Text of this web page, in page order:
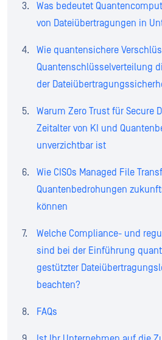
Was bedeutet
von Dateiübertragungen in
Wie quantensichere
Quantenschlüsselverteilung
der
Warum Zero Trust für Secure
Zeitalter von KI und
unverzichtbar ist
Wie CISOs Managed File
Quantenbedrohungen
können
Welche Compliance- und
sind bei der Einführung
gestützter
beachten?
FAQs